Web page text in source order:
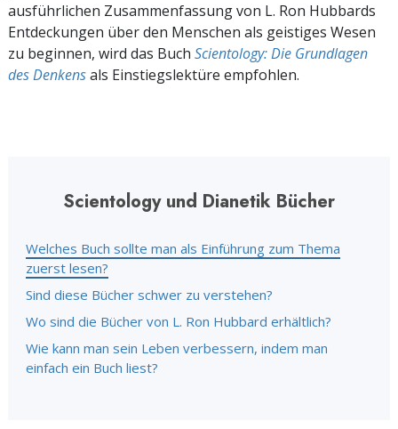
ausführlichen Zusammenfassung von L. Ron Hubbards
Entdeckungen über den Menschen als geistiges Wesen
zu beginnen, wird das Buch Scientology: Die Grundlagen
des Denkensals Einstiegslektüre empfohlen.
Scientology und Dianetik Bücher
Welches Buch sollte man als Einführung zum Thema
zuerst lesen?
Sind diese Bücher schwer zu verstehen?
Wo sind die Bücher von L. Ron Hubbard erhältlich?
Wie kann man sein Leben verbessern, indem man
einfach ein Buch liest?